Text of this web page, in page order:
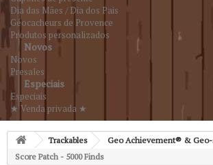
Dia das Mães / Dia dos Pais
Géocacheurs de Provence
Produtos personalizados
Novos
Novos
Presales
Especiais
Especiais
★ Venda privada ★
Trackables Geo Achievement® &
Score Patch - 5000 Finds